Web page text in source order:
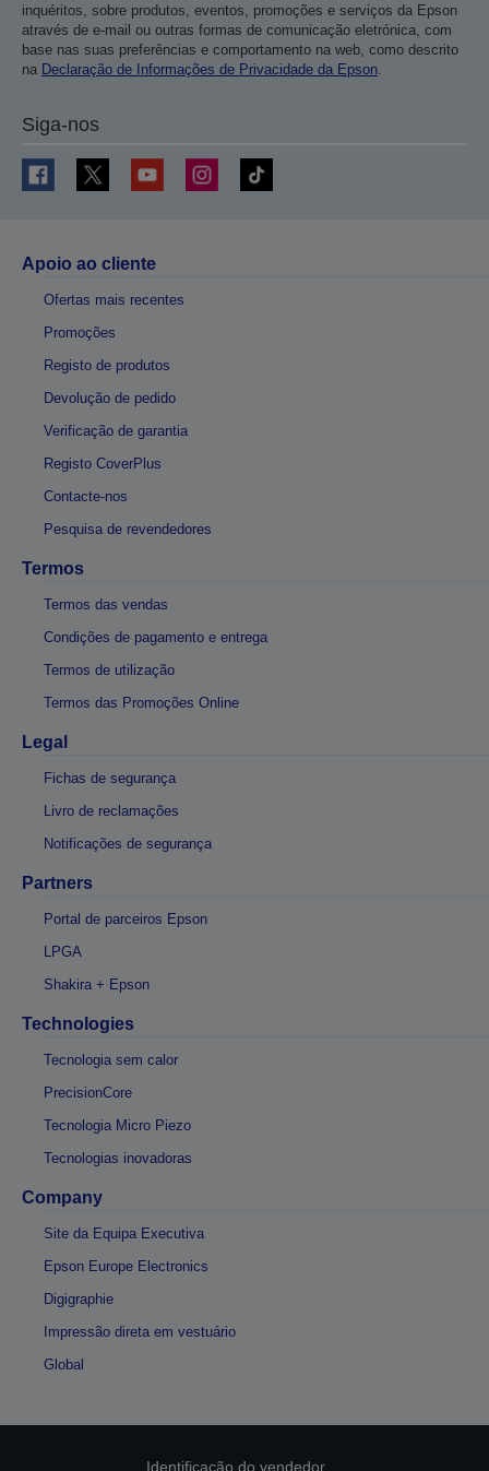
inquéritos, sobre produtos, eventos, promoções e serviços da Epson
através de e-mail ou outras formas de comunicação eletrónica, com
base nas suas preferências e comportamento na web, como descrito
na Declaração de Informações de Privacidade da Epson.
Siga-nos
Apoio ao cliente
Ofertas mais recentes
Promoções
Registo de produtos
Devolução de pedido
Verificação de garantia
Registo CoverPlus
Contacte-nos
Pesquisa de revendedores
Termos
Termos das vendas
Condições de pagamento e entrega
Termos de utilização
Termos das Promoções Online
Legal
Fichas de segurança
Livro de reclamações
Notificações de segurança
Partners
Portal de parceiros Epson
LPGA
Shakira + Epson
Technologies
Tecnologia sem calor
PrecisionCore
Tecnologia Micro Piezo
Tecnologias inovadoras
Company
Site da Equipa Executiva
Epson Europe Electronics
Digigraphie
Impressão direta em vestuário
Global
Identificação do vendedor